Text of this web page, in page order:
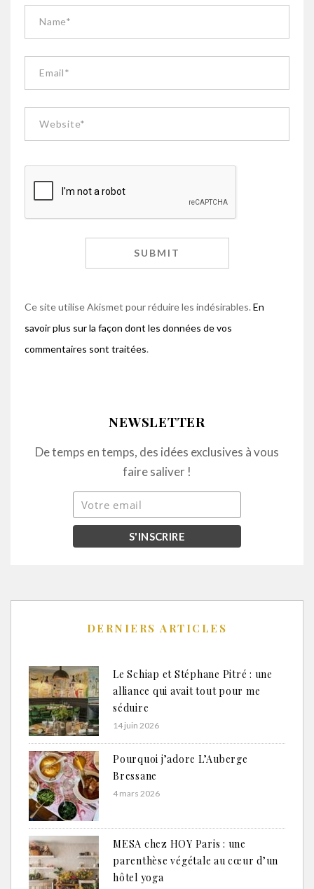
Ce site utilise Akismet pour réduire les indésirables.En
savoir plus sur la façon dont les données de vos
commentaires sont traitées.
NEWSLETTER
De temps en temps, des idées exclusives à vous
faire saliver !
DERNIERS ARTICLES
Le Schiap et Stéphane Pitré : une
alliance qui avait tout pour me
séduire
14 juin 2026
Pourquoi j’adore L’Auberge
Bressane
4 mars 2026
MESA chez HOY Paris : une
parenthèse végétale au cœur d’un
hôtel yoga